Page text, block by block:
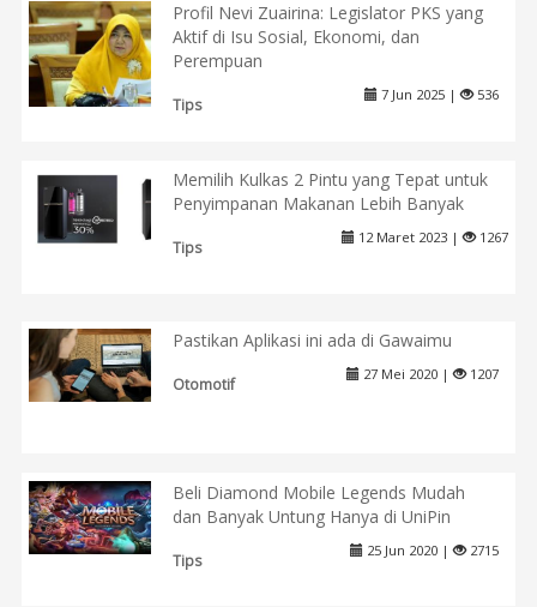
Profil Nevi Zuairina: Legislator PKS yang
Aktif di Isu Sosial, Ekonomi, dan
Perempuan
Tips
7 Jun 2025 | 536
Memilih Kulkas 2 Pintu yang Tepat untuk
Penyimpanan Makanan Lebih Banyak
Tips
12 Maret 2023 | 1267
Pastikan Aplikasi ini ada di Gawaimu
Otomotif
27 Mei 2020 | 1207
Beli Diamond Mobile Legends Mudah
dan Banyak Untung Hanya di UniPin
Tips
25 Jun 2020 | 2715